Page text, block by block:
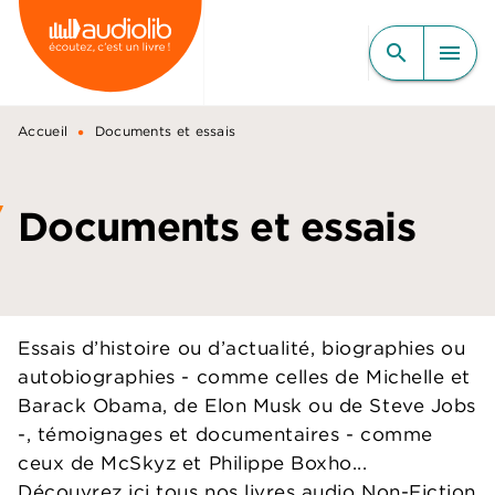
MENU RECHERCHE
CONTENU
PIED DE PAGE
search menu
Accueil • Documents et essais
Documents et essais
Essais d’histoire ou d’actualité, biographies ou
autobiographies - comme celles de Michelle et
Barack Obama, de Elon Musk ou de Steve Jobs
-, témoignages et documentaires - comme
ceux de McSkyz et Philippe Boxho...